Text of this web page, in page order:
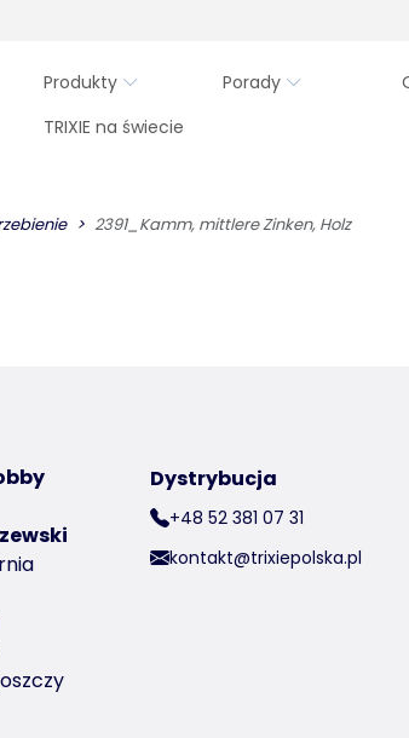
Produkty Porady
TRIXIE na świecie
2391_Kamm, mittlere Zinken, Holz
Dystrybucja
+48 52 381 07 31
kontakt@trixiepolska.pl